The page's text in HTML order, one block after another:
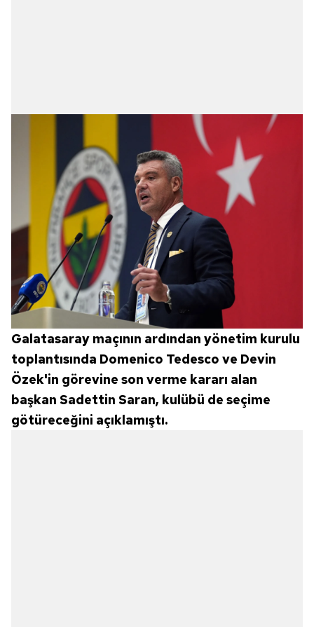
Galatasaray maçının ardından yönetim kurulu
toplantısında Domenico Tedesco ve Devin
Özek'in görevine son verme kararı alan
başkan Sadettin Saran, kulübü de seçime
götüreceğini açıklamıştı.